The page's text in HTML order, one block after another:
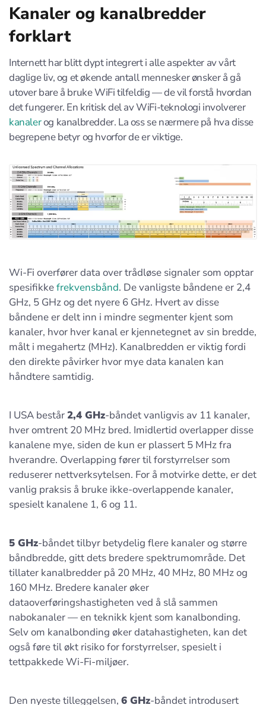
Kanaler og kanalbredder
forklart
Internett har blitt dypt integrert i alle aspekter av vårt
daglige liv, og et økende antall mennesker ønsker å gå
utover bare å bruke WiFi tilfeldig — de vil forstå hvordan
det fungerer. En kritisk del av WiFi-teknologi involverer
kanalerog kanalbredder. La oss se nærmere på hva disse
begrepene betyr og hvorfor de er viktige.
Wi-Fi overfører data over trådløse signaler som opptar
spesifikkefrekvensbånd. De vanligste båndene er 2,4
GHz, 5 GHz og det nyere 6 GHz. Hvert av disse
båndene er delt inn i mindre segmenter kjent som
kanaler, hvor hver kanal er kjennetegnet av sin bredde,
målt i megahertz (MHz). Kanalbredden er viktig fordi
den direkte påvirker hvor mye data kanalen kan
håndtere samtidig.
I USA består2,4 GHz-båndet vanligvis av 11 kanaler,
hver omtrent 20 MHz bred. Imidlertid overlapper disse
kanalene mye, siden de kun er plassert 5 MHz fra
hverandre. Overlapping fører til forstyrrelser som
reduserer nettverksytelsen. For å motvirke dette, er det
vanlig praksis å bruke ikke-overlappende kanaler,
spesielt kanalene 1, 6 og 11.
5 GHz-båndet tilbyr betydelig flere kanaler og større
båndbredde, gitt dets bredere spektrumområde. Det
tillater kanalbredder på 20 MHz, 40 MHz, 80 MHz og
160 MHz. Bredere kanaler øker
dataoverføringshastigheten ved å slå sammen
nabokanaler — en teknikk kjent som kanalbonding.
Selv om kanalbonding øker datahastigheten, kan det
også føre til økt risiko for forstyrrelser, spesielt i
tettpakkede Wi-Fi-miljøer.
Den nyeste tilleggelsen, 6 GHz-båndet introdusert